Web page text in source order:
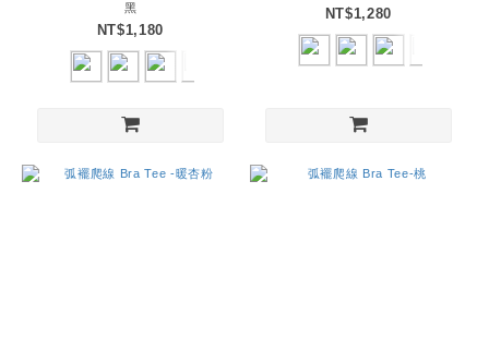
黑
NT$1,180
NT$1,280